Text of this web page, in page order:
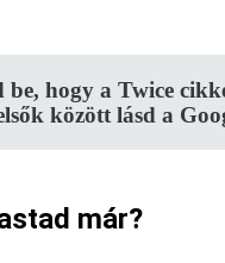
be, hogy a Twice
között lásd a
már?